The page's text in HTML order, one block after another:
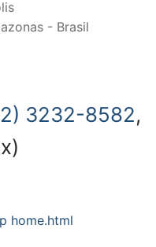
- Brasil
3232-8582,
home.html